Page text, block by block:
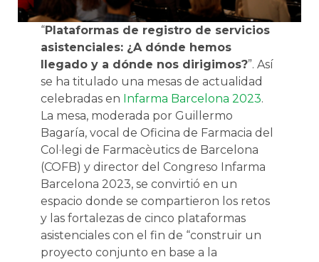
“Plataformas de registro de servicios
asistenciales: ¿A dónde hemos
llegado y a dónde nos dirigimos?”. Así
se ha titulado una mesas de actualidad
celebradas en Infarma Barcelona 2023.
La mesa, moderada por Guillermo
Bagaría, vocal de Oficina de Farmacia del
Col·legi de Farmacèutics de Barcelona
(COFB) y director del Congreso Infarma
Barcelona 2023, se convirtió en un
espacio donde se compartieron los retos
y las fortalezas de cinco plataformas
asistenciales con el fin de “construir un
proyecto conjunto en base a la